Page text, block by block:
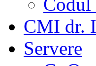
CMI dr.
Servere